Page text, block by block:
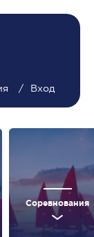
Вход
Соревнования